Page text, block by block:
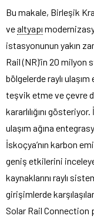
Bu makale, Birleşik
vealtyapı
istasyonunun yakın
Rail (NR)’in 20 milyon
bölgelerde raylı
teşvik etme ve çevre
kararlılığını
ulaşım ağına
İskoçya’nın karbon
geniş etkilerini
kaynaklarını raylı
girişimlerde
Solar Rail Connection